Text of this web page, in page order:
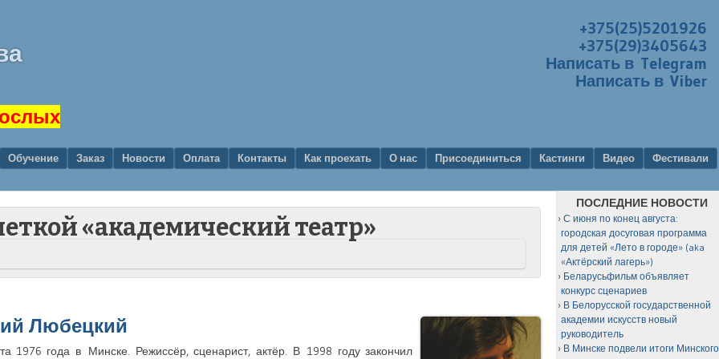
+375(25)5201926
+375(29)3405643
Написать в Telegram
Написать в Viber
Обучение Заказ Новости Оплата Контакты Как проехать О нас Присоединиться Кастинги Видео
Фестивали
«академический театр»
Любецкий
1976 года в Минске. Режиссёр, сценарист, актёр. В 1998 году закончил
ПОСЛЕДНИЕ НОВОСТИ
С июня по конец августа:
городская досуговая программа
для детей «Лето в городе» (aka
«Актёрский лагерь»)
Беларусьфильм объявляет
конкурс сценариев
В Белорусской государственной
академии искусств новый
руководитель
В Минске подвели итоги Минского